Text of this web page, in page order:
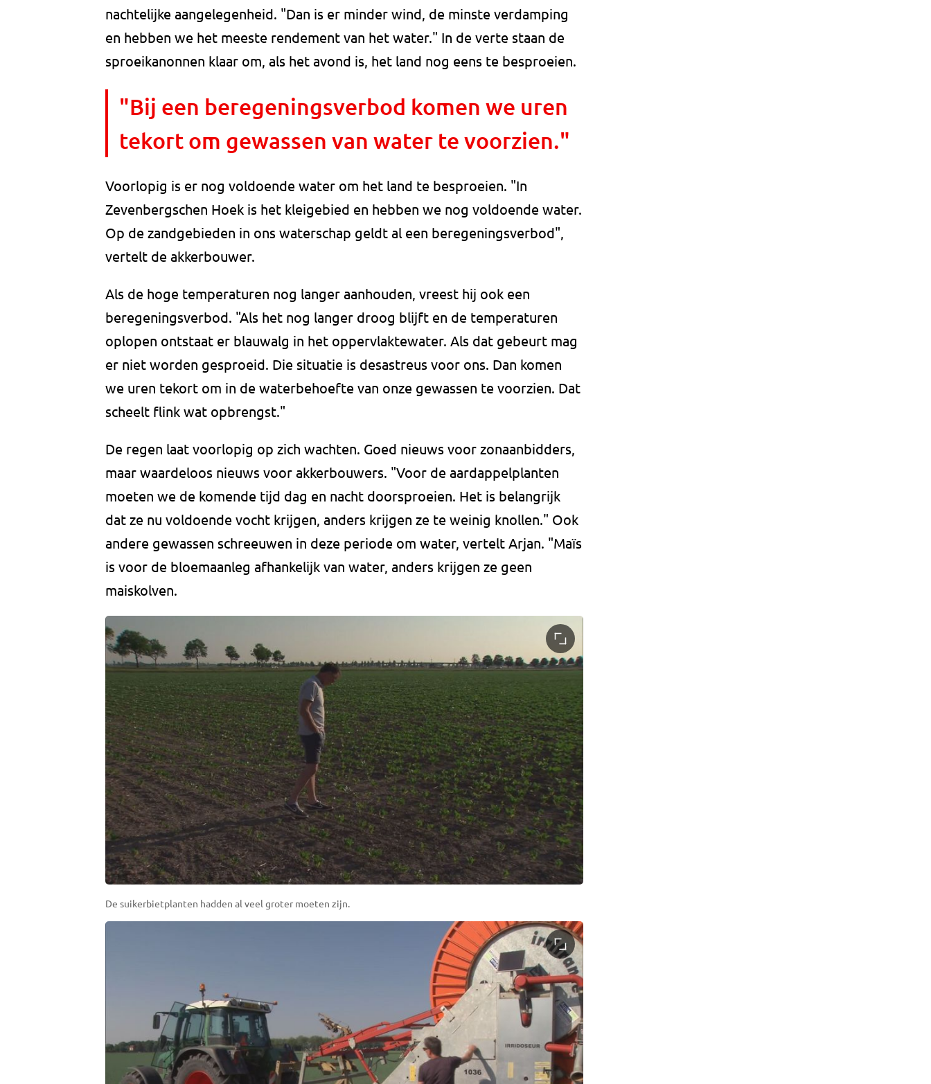
nachtelijke aangelegenheid. "Dan is er minder wind, de minste verdamping
en hebben we het meeste rendement van het water." In de verte staan de
sproeikanonnen klaar om, als het avond is, het land nog eens te besproeien.
"Bij een beregeningsverbod komen we uren
tekort om gewassen van water te voorzien."
Voorlopig is er nog voldoende water om het land te besproeien. "In
Zevenbergschen Hoek is het kleigebied en hebben we nog voldoende water.
Op de zandgebieden in ons waterschap geldt al een beregeningsverbod",
vertelt de akkerbouwer.
Als de hoge temperaturen nog langer aanhouden, vreest hij ook een
beregeningsverbod. "Als het nog langer droog blijft en de temperaturen
oplopen ontstaat er blauwalg in het oppervlaktewater. Als dat gebeurt mag
er niet worden gesproeid. Die situatie is desastreus voor ons. Dan komen
we uren tekort om in de waterbehoefte van onze gewassen te voorzien. Dat
scheelt flink wat opbrengst."
De regen laat voorlopig op zich wachten. Goed nieuws voor zonaanbidders,
maar waardeloos nieuws voor akkerbouwers. "Voor de aardappelplanten
moeten we de komende tijd dag en nacht doorsproeien. Het is belangrijk
dat ze nu voldoende vocht krijgen, anders krijgen ze te weinig knollen." Ook
andere gewassen schreeuwen in deze periode om water, vertelt Arjan. "Maïs
is voor de bloemaanleg afhankelijk van water, anders krijgen ze geen
maiskolven.
De suikerbietplanten hadden al veel groter moeten zijn.